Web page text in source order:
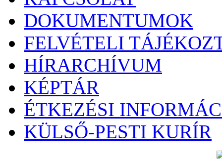
DOKUMENTUMOK
FELVÉTELI
HÍRARCHÍVUM
KÉPTÁR
ÉTKEZÉSI
KÜLSŐ-PESTI KURÍR